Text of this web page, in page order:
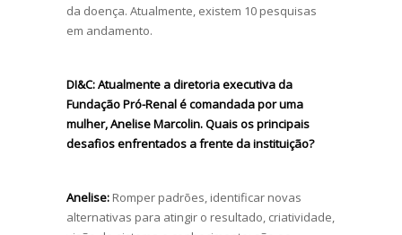
da doença. Atualmente, existem 10 pesquisas
em andamento.
DI&C:Atualmente a diretoria executiva da
Fundação Pró-Renal é comandada por uma
mulher, Anelise Marcolin. Quais os principais
desafios enfrentados a frente da instituição?
Anelise: Romper padrões, identificar novas
alternativas para atingir o resultado, criatividade,